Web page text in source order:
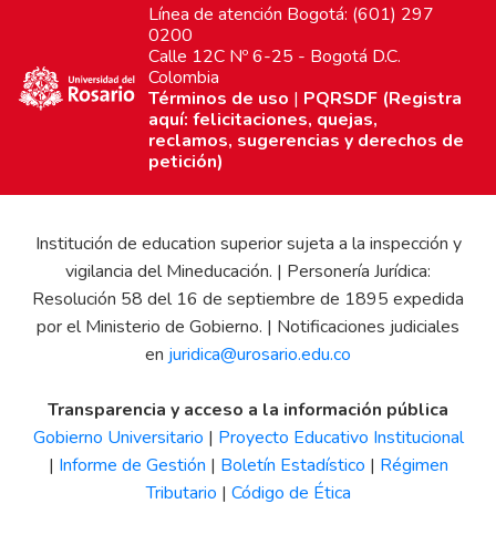
Línea de atención Bogotá: (601) 297
0200
Calle 12C Nº 6-25 - Bogotá D.C.
Colombia
Términos de uso | PQRSDF (Registra
aquí: felicitaciones, quejas,
reclamos, sugerencias y derechos de
petición)
Institución de education superior sujeta a la inspección y
vigilancia del Mineducación. | Personería Jurídica:
Resolución 58 del 16 de septiembre de 1895 expedida
por el Ministerio de Gobierno. | Notificaciones judiciales
en juridica@urosario.edu.co
Transparencia y acceso a la información pública
Gobierno Universitario | Proyecto Educativo Institucional
| Informe de Gestión | Boletín Estadístico | Régimen
Tributario | Código de Ética